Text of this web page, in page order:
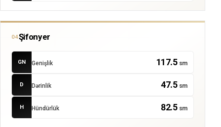
04Şifonyer
GN Genişlik 117.5 sm
D Dərinlik 47.5 sm
H Hündürlük 82.5 sm